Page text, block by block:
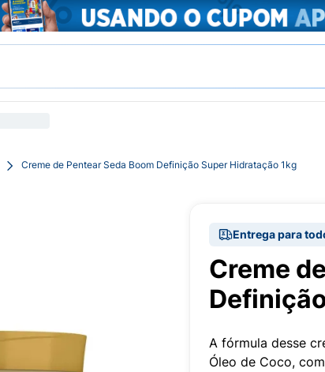
Creme de Pentear Seda Boom Definição Super Hidratação 1kg
Entrega para
Creme
A fórmula desse
Óleo de Coco,